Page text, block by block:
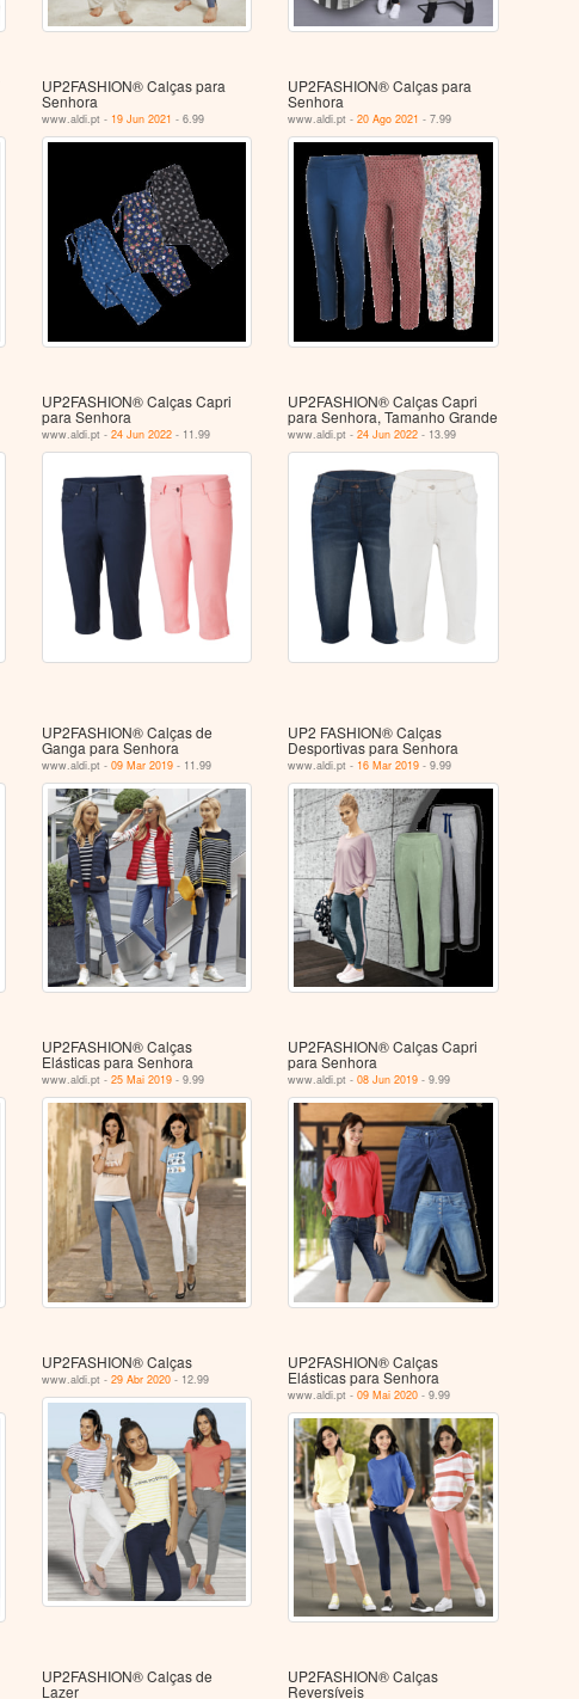
UP2FASHION® Calças para
Senhora
www.aldi.pt - 19 Jun 2021 - 6.99
UP2FASHION® Calças para
Senhora
www.aldi.pt -20 Ago 2021 - 7.99
UP2FASHION® Calças Capri
para Senhora
www.aldi.pt - 24 Jun 2022- 11.99
UP2FASHION® Calças Capri
para Senhora, Tamanho Grande
www.aldi.pt -24 Jun 2022 - 13.99
UP2FASHION® Calças de
Ganga para Senhora
www.aldi.pt - 09 Mar 2019- 11.99
UP2 FASHION® Calças
Desportivas para Senhora
www.aldi.pt - 16 Mar 2019 - 9.99
UP2FASHION® Calças
Elásticas para Senhora
www.aldi.pt - 25 Mai 2019- 9.99
UP2FASHION® Calças Capri
para Senhora
www.aldi.pt -08 Jun 2019 - 9.99
UP2FASHION® Calças
www.aldi.pt - 29 Abr 2020- 12.99
UP2FASHION® Calças
Elásticas para Senhora
www.aldi.pt -09 Mai 2020 - 9.99
UP2FASHION® Calças de
Lazer
UP2FASHION® Calças
Reversíveis